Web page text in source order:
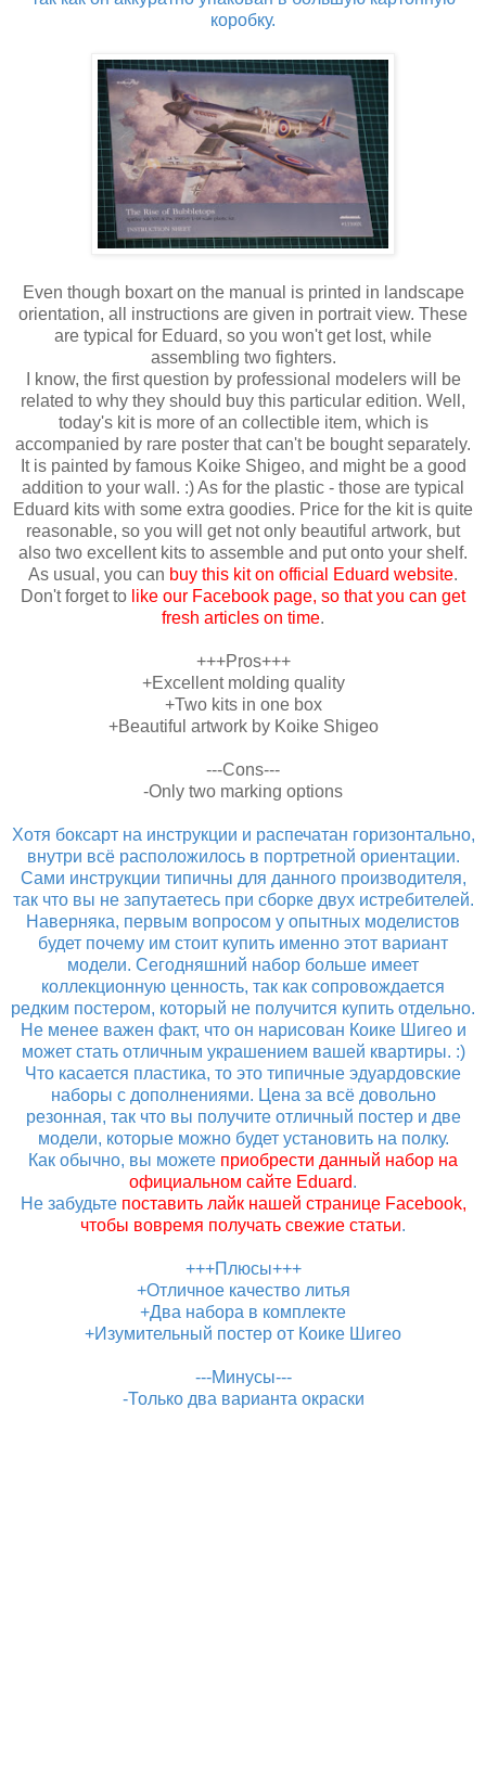
коробку.
Even though boxart on the manual is printed in landscape
orientation, all instructions are given in portrait view. These
are typical for Eduard, so you won't get lost, while
assembling two fighters.
I know, the first question by professional modelers will be
related to why they should buy this particular edition. Well,
today's kit is more of an collectible item, which is
accompanied by rare poster that can't be bought separately.
It is painted by famous Koike Shigeo, and might be a good
addition to your wall. :) As for the plastic - those are typical
Eduard kits with some extra goodies. Price for the kit is quite
reasonable, so you will get not only beautiful artwork, but
also two excellent kits to assemble and put onto your shelf.
As usual, you can buy this kit on official Eduard website.
Don't forget to like our Facebook page, so that you can get
fresh articles on time.
+++Pros+++
+Excellent molding quality
+Two kits in one box
+Beautiful artwork by Koike Shigeo
---Cons---
-Only two marking options
Хотя боксарт на инструкции и распечатан горизонтально,
внутри всё расположилось в портретной ориентации.
Сами инструкции типичны для данного производителя,
так что вы не запутаетесь при сборке двух истребителей.
Наверняка, первым вопросом у опытных моделистов
будет почему им стоит купить именно этот вариант
модели. Сегодняшний набор больше имеет
коллекционную ценность, так как сопровождается
редким постером, который не получится купить отдельно.
Не менее важен факт, что он нарисован Коике Шигео и
может стать отличным украшением вашей квартиры. :)
Что касается пластика, то это типичные эдуардовские
наборы с дополнениями. Цена за всё довольно
резонная, так что вы получите отличный постер и две
модели, которые можно будет установить на полку.
Как обычно, вы можете приобрести данный набор на
официальном сайте Eduard.
Не забудьте поставить лайк нашей странице Facebook,
чтобы вовремя получать свежие статьи.
+++Плюсы+++
+Отличное качество литья
+Два набора в комплекте
+Изумительный постер от Коике Шигео
---Минусы---
-Только два варианта окраски